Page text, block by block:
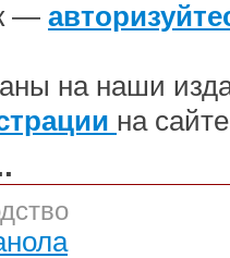
—
на наши
на сайте